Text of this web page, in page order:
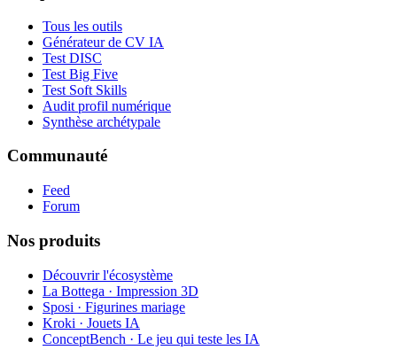
Tous les outils
Générateur de CV IA
Test DISC
Test Big Five
Test Soft Skills
Audit profil numérique
Synthèse archétypale
Communauté
Feed
Forum
Nos produits
Découvrir l'écosystème
La Bottega · Impression 3D
Sposi · Figurines mariage
Kroki · Jouets IA
ConceptBench · Le jeu qui teste les IA